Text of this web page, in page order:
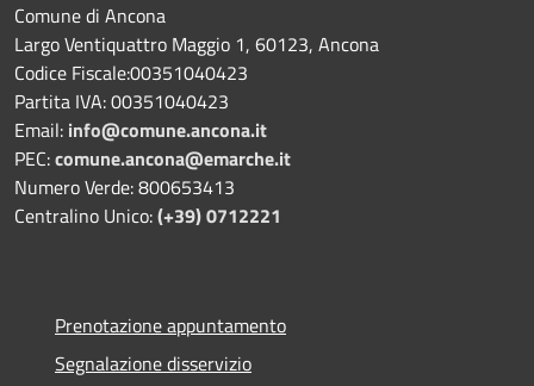
Comune di Ancona
Largo Ventiquattro Maggio 1, 60123, Ancona
Codice Fiscale:00351040423
Partita IVA: 00351040423
Email: info@comune.ancona.it
PEC:comune.ancona@emarche.it
Numero Verde: 800653413
Centralino Unico:(+39) 0712221
Prenotazione appuntamento
Segnalazione disservizio